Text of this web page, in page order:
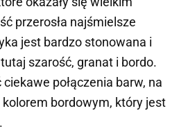
przerosła najśmielsze
jest bardzo stonowana i
szarość, granat i bordo.
połączenia barw, na
kolorem bordowym, który jest